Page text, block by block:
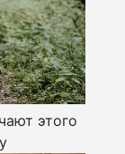
этого